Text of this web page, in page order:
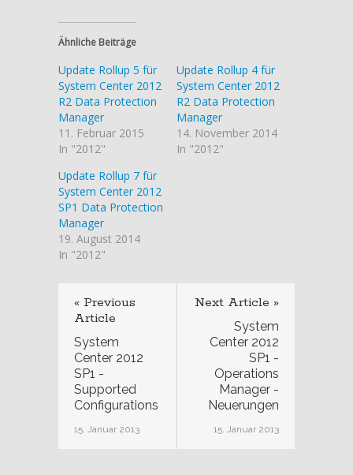
Ähnliche Beiträge
Update Rollup 5 für
System Center 2012
R2 Data Protection
Manager
11. Februar 2015
In "2012"
Update Rollup 4 für
System Center 2012
R2 Data Protection
Manager
14. November 2014
In "2012"
Update Rollup 7 für
System Center 2012
SP1 Data Protection
Manager
19. August 2014
In "2012"
« Previous
Article
System
Center 2012
SP1 -
Supported
Configurations
15. Januar 2013
Next Article »
System
Center 2012
SP1 -
Operations
Manager -
Neuerungen
15. Januar 2013